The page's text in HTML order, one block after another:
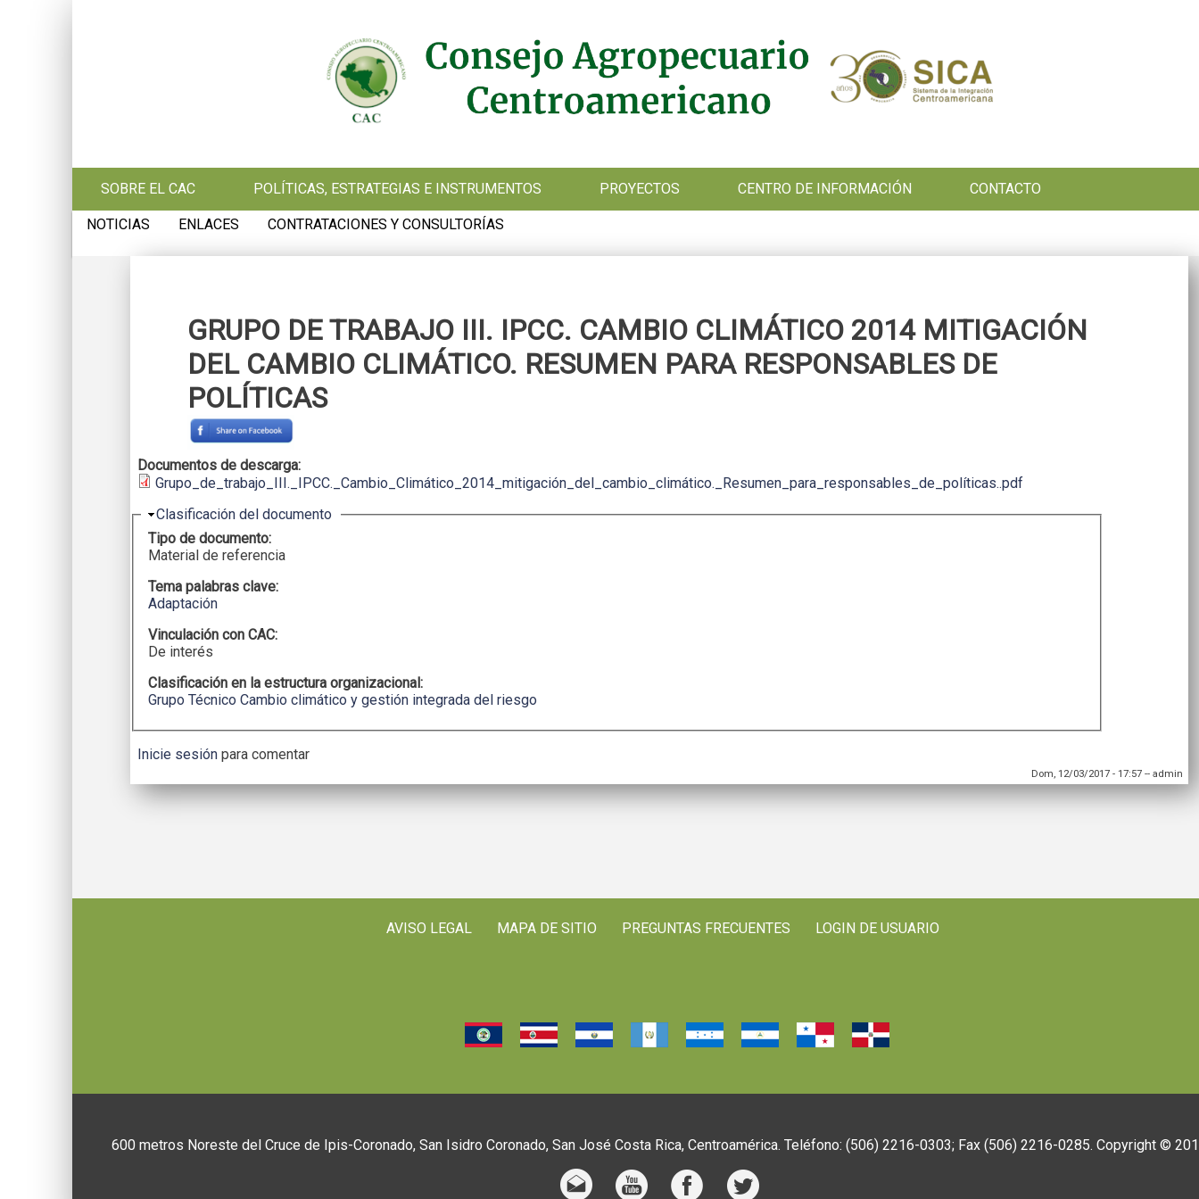
SOBRE EL CAC POLÍTICAS, ESTRATEGIAS E INSTRUMENTOS PROYECTOS CENTRO DE INFORMACIÓN CONTACTO
NOTICIAS ENLACES CONTRATACIONES Y CONSULTORÍAS
GRUPO DE TRABAJO III. IPCC. CAMBIO CLIMÁTICO 2014 MITIGACIÓN
DEL CAMBIO CLIMÁTICO. RESUMEN PARA RESPONSABLES DE
POLÍTICAS
Documentos de descarga:
Grupo_de_trabajo_III._IPCC._Cambio_Climático_2014_mitigación_del_cambio_climático._Resumen_para_responsables_de_políticas..pdf
Ocultar
Clasificación del documento
Tipo de documento:
Material de referencia
Tema palabras clave:
Adaptación
Vinculación con CAC:
De interés
Clasificación en la estructura organizacional:
Grupo Técnico Cambio climático y gestión integrada del riesgo
Inicie sesión para comentar
Dom, 12/03/2017 - 17:57 --admin
AVISO LEGAL MAPA DE SITIO PREGUNTAS FRECUENTES LOGIN DE USUARIO
600 metros Noreste del Cruce de Ipis-Coronado, San Isidro Coronado, San José Costa Rica, Centroamérica. Teléfono: (506) 2216-0303; Fax (506) 2216-0285. Copyright ©